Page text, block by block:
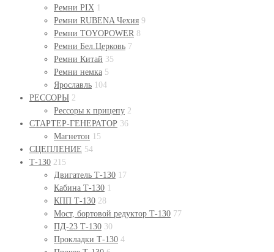
Ремни PIX 1
Ремни RUBENA Чехия 9
Ремни TOYOPOWER 8
Ремни Бел.Церковь 7
Ремни Китай 35
Ремни немка 5
Ярославль 104
РЕССОРЫ 2
Рессоры к прицепу 2
СТАРТЕР-ГЕНЕРАТОР 36
Магнетон 15
СЦЕПЛЕНИЕ 54
Т-130 215
Двигатель Т-130 17
Кабина Т-130 1
КПП Т-130 28
Мост, бортовой редуктор Т-130 77
ПД-23 Т-130 30
Прокладки Т-130 4